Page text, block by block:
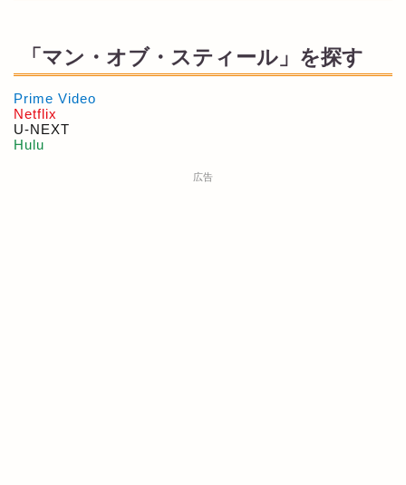
「マン・オブ・スティール」を探す
Prime Video
Netflix
U-NEXT
Hulu
広告